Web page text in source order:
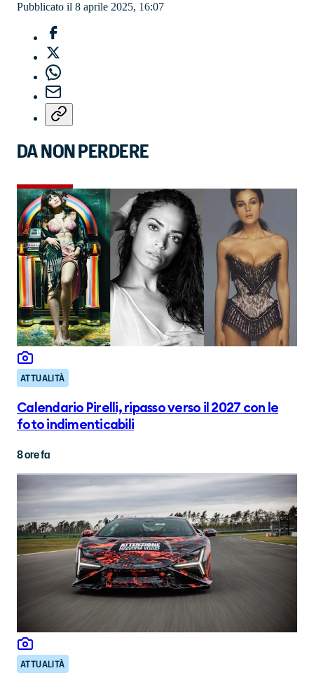
Pubblicato il 8 aprile 2025, 16:07
DA NON PERDERE
ATTUALITÀ
Calendario Pirelli, ripasso verso il 2027 con le
foto indimenticabili
8 ore fa
ATTUALITÀ